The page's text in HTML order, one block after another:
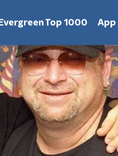
Evergreen Top 1000 App